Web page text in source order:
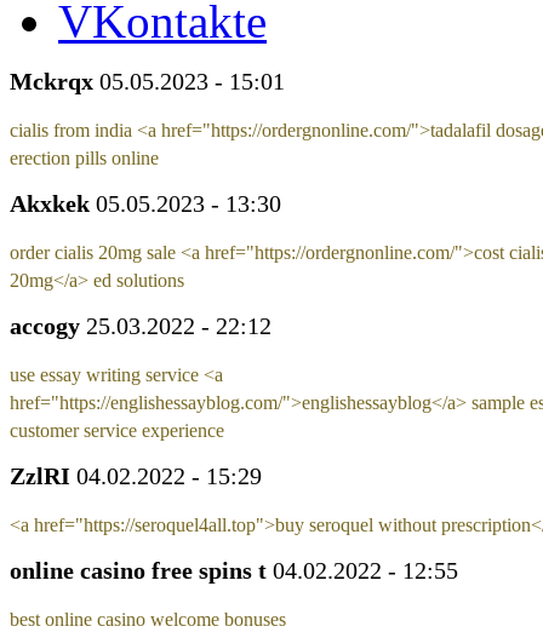
Mckrqx 05.05.2023 - 15:01
cialis from india <a href="https://ordergnonline.com/">tadalafil
erection pills online
Akxkek 05.05.2023 - 13:30
order cialis 20mg sale <a href="https://ordergnonline.com/">cost
20mg</a> ed solutions
accogy 25.03.2022 - 22:12
use essay writing service <a
href="https://englishessayblog.com/">englishessayblog</a> sample
customer service experience
ZzlRI 04.02.2022 - 15:29
<a href="https://seroquel4all.top">buy seroquel without
online casino free spins t 04.02.2022 - 12:55
best online casino welcome bonuses